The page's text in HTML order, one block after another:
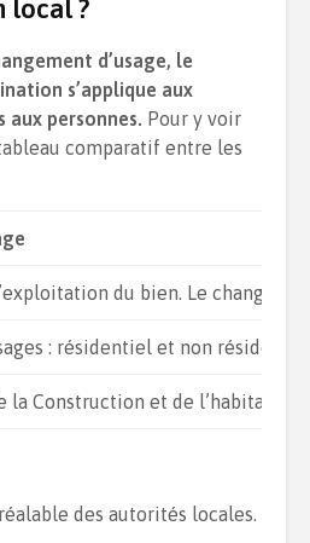
local ?
d’usage, le
s’applique aux
aux personnes. Pour y voir
comparatif entre les
du bien. Le
: résidentiel et non
la Construction et de l’habitation.
des autorités locales.